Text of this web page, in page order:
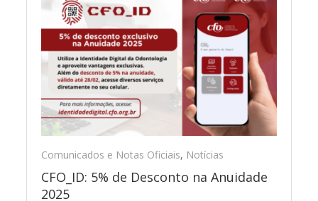
Comunicados e Notas Oficiais, Notícias
CFO_ID: 5% de Desconto na Anuidade
2025